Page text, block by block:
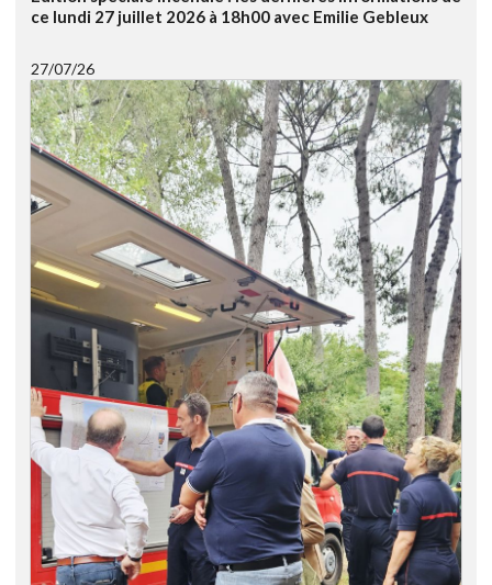
ce lundi 27 juillet 2026 à 18h00 avec Emilie Gebleux
27/07/26